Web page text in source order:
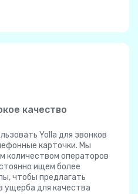
качество
Yolla для звонков
карточки. Мы
количеством операторов
ищем более
чтобы предлагать
для качества